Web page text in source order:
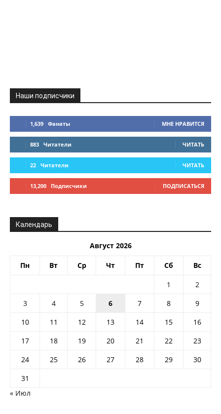
Наши подписчики
1,639 Фанаты МНЕ НРАВИТСЯ
883 Читатели ЧИТАТЬ
22 Читатели ЧИТАТЬ
13,200 Подписчики ПОДПИСАТЬСЯ
Календарь
Август 2026
Пн Вт Ср Чт Пт Сб Вс
1
2
3
4 5 6 7 8
9
10
11 12 13 14 15
16
17
18 19 20 21 22
23
24
25 26 27 28 29
30
31
« Июл